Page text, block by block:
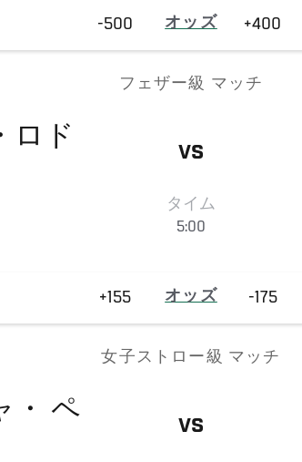
-500 オッズ +400
フェザー級 マッチ
ロド
VS
タイム
5:00
+155 オッズ -175
女子ストロー級 マッチ
ペ
VS